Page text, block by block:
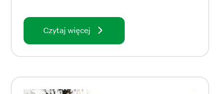
Czytaj więcej